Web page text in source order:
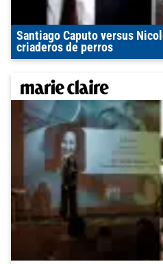
Santiago Caputo versus
criaderos de perros